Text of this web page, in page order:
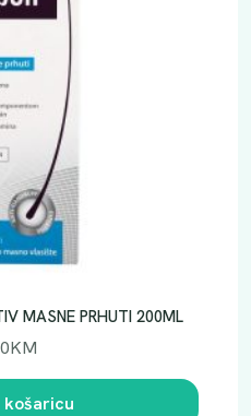
MASNE PRHUTI 200ML
KM
košaricu